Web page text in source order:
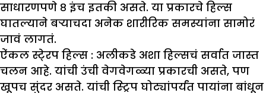
साधारणपणे ८ इंच इतकी असते. या प्रकारचे हिल्स
घातल्याने बऱ्याचदा अनेक शारीरिक समस्यांना सामोरं
जावं लागतं.
ऐंकल स्टे्रप हिल्स : अलीकडे अशा हिल्सचं सर्वात जास्त
चलन आहे. यांची उंची वेगवेगळ्या प्रकारची असते, पण
खूपच सुंदर असते. यांची स्ट्रिप घोट्यांपर्यंत पायांना बांधून